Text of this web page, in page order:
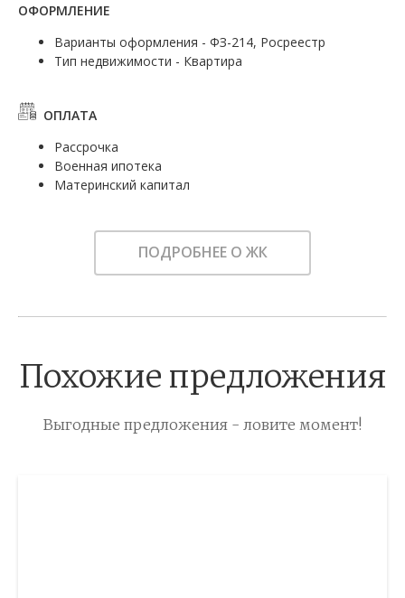
ОФОРМЛЕНИЕ
Варианты оформления - ФЗ-214, Росреестр
Тип недвижимости - Квартира
ОПЛАТА
Рассрочка
Военная ипотека
Материнский капитал
ПОДРОБНЕЕ О ЖК
Похожие предложения
Выгодные предложения - ловите момент!